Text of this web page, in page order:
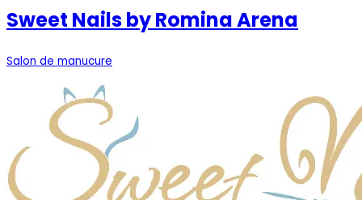
Sweet Nails by Romina Arena
Salon de manucure